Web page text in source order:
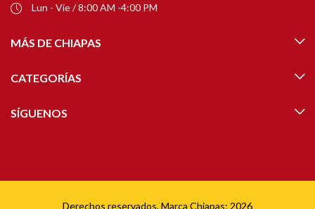
Lun - Vie / 8:00 AM -4:00 PM
MÁS DE CHIAPAS
CATEGORÍAS
SÍGUENOS
Derechos reservados, Marca Chiapas; 2026